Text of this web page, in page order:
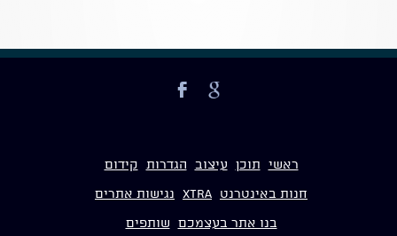
ראשי תוכן עיצוב הגדרות קידום
חנות באינטרנט Xtra נגישות אתרים
בנו אתר בעצמכם שותפים